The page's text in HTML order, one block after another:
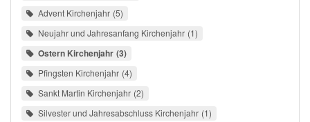
Advent Kirchenjahr 5
Neujahr und Jahresanfang Kirchenjahr 1
Ostern Kirchenjahr 3
Pfingsten Kirchenjahr 4
Sankt Martin Kirchenjahr 2
Silvester und Jahresabschluss Kirchenjahr 1